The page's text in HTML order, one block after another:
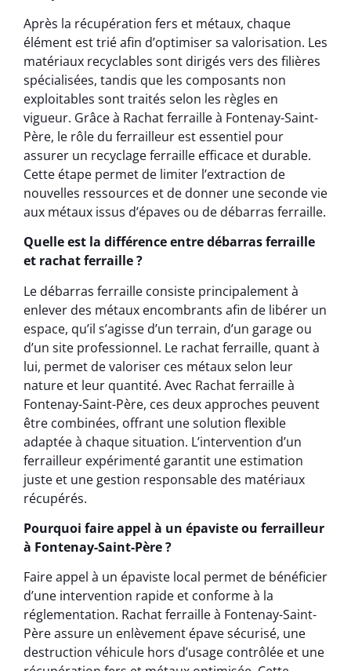
Après la récupération fers et métaux, chaque
élément est trié afin d’optimiser sa valorisation. Les
matériaux recyclables sont dirigés vers des filières
spécialisées, tandis que les composants non
exploitables sont traités selon les règles en
vigueur. Grâce à Rachat ferraille à Fontenay-Saint-
Père, le rôle du ferrailleur est essentiel pour
assurer un recyclage ferraille efficace et durable.
Cette étape permet de limiter l’extraction de
nouvelles ressources et de donner une seconde vie
aux métaux issus d’épaves ou de débarras ferraille.
Quelle est la différence entre débarras ferraille
et rachat ferraille ?
Le débarras ferraille consiste principalement à
enlever des métaux encombrants afin de libérer un
espace, qu’il s’agisse d’un terrain, d’un garage ou
d’un site professionnel. Le rachat ferraille, quant à
lui, permet de valoriser ces métaux selon leur
nature et leur quantité. Avec Rachat ferraille à
Fontenay-Saint-Père, ces deux approches peuvent
être combinées, offrant une solution flexible
adaptée à chaque situation. L’intervention d’un
ferrailleur expérimenté garantit une estimation
juste et une gestion responsable des matériaux
récupérés.
Pourquoi faire appel à un épaviste ou ferrailleur
à Fontenay-Saint-Père ?
Faire appel à un épaviste local permet de bénéficier
d’une intervention rapide et conforme à la
réglementation. Rachat ferraille à Fontenay-Saint-
Père assure un enlèvement épave sécurisé, une
destruction véhicule hors d’usage contrôlée et une